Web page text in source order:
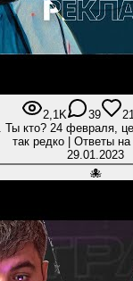
2,1K 39
Ты кто? 24 февраля,
так редко | Ответы
29.01.2023
🐙